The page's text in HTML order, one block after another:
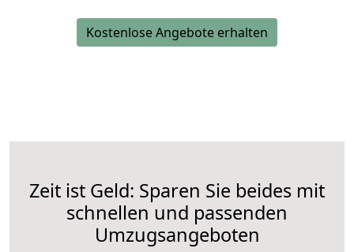
Kostenlose Angebote erhalten
Zeit ist Geld: Sparen Sie beides mit
schnellen und passenden
Umzugsangeboten